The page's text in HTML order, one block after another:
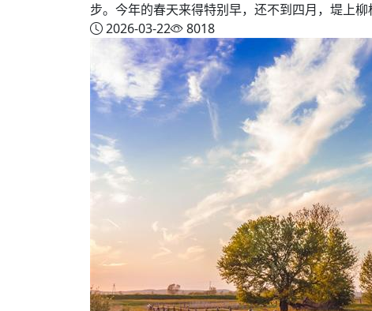
步。今年的春天来得特别早，还不到四月，堤上
2026-03-22
8018